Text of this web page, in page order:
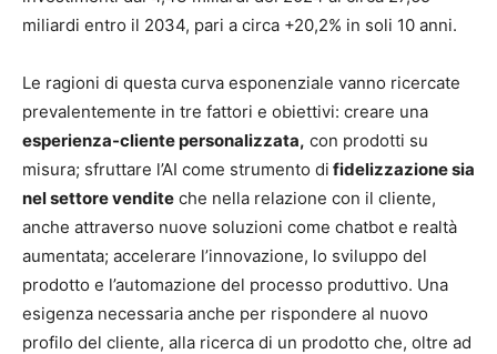
miliardi entro il 2034, pari a circa +20,2% in soli 10 anni.
Le ragioni di questa curva esponenziale vanno ricercate
prevalentemente in tre fattori e obiettivi: creare una
esperienza-cliente personalizzata, con prodotti su
misura; sfruttare l’AI come strumento di fidelizzazione sia
nel settore vendite che nella relazione con il cliente,
anche attraverso nuove soluzioni come chatbot e realtà
aumentata; accelerare l’innovazione, lo sviluppo del
prodotto e l’automazione del processo produttivo. Una
esigenza necessaria anche per rispondere al nuovo
profilo del cliente, alla ricerca di un prodotto che, oltre ad